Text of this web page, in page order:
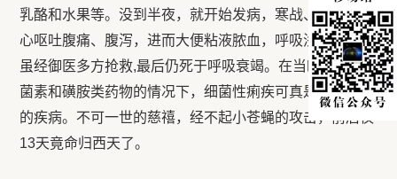
乳酪和水果等。没到半夜，就开始发病，寒战、高烧、恶
心呕吐腹痛、腹泻，进而大便粘液脓血，呼吸浅快……,
虽经御医多方抢救,最后仍死于呼吸衰竭。在当时没有抗
菌素和磺胺类药物的情况下，细菌性痢疾可真是一种致命
的疾病。不可一世的慈禧，经不起小苍蝇的攻击，前后仅
13天竟命归西天了。